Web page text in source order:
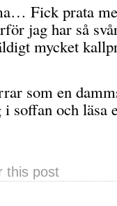
Fick prata
jag har så
mycket
som en
i soffan och läsa
this post